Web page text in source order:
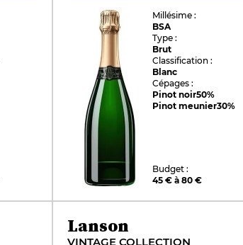
Millésime :
BSA
Type :
Brut
Classification :
Blanc
Cépages :
Pinot noir50%
Pinot meunier30%
Budget :
45 € à 80 €
Lanson
VINTAGE COLLECTION